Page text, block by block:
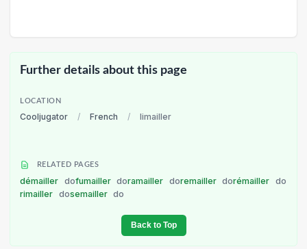
Further details about this page
LOCATION
Cooljugator / French / limailler
RELATED PAGES
démailler dofumailler doramailler doremailler dorémailler do
rimailler dosemailler do
Back to Top